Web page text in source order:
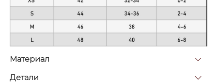
Материал
Детали